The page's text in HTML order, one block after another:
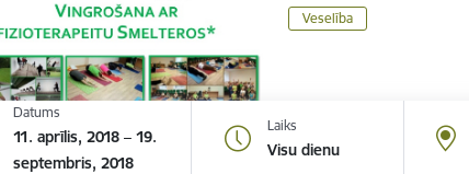
Veselība
Datums
11. aprīlis, 2018 – 19.
septembris, 2018
Laiks
Visu dienu